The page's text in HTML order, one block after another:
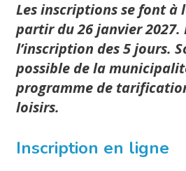
Les inscriptions se font à
partir du 26 janvier 2027.
l’inscription des 5 jours.
possible de la
programme de
loisirs.
Inscription en ligne